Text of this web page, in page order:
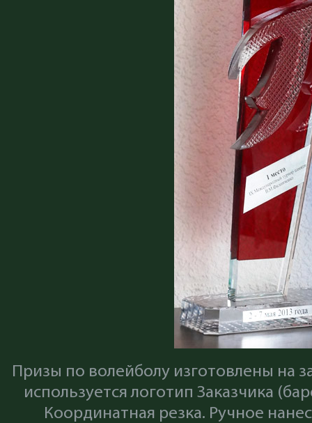
Призы по волейболу изготовлены на
используется логотип Заказчика
Координатная резка. Ручное